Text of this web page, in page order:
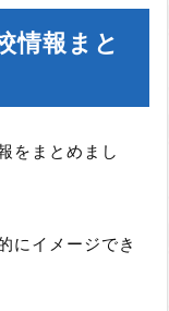
情報まと
をまとめまし
にイメージでき